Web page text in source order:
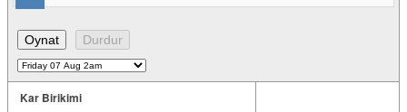
Kar Birikimi